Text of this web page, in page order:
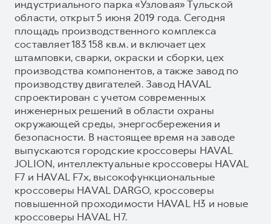
индустриального парка «Узловая» Тульской
области, открыт 5 июня 2019 года. Сегодня
площадь производственного комплекса
составляет 183 158 кв.м. и включает цех
штамповки, сварки, окраски и сборки, цех
производства компонентов, а также завод по
производству двигателей. Завод HAVAL
спроектирован с учетом современных
инженерных решений в области охраны
окружающей среды, энергосбережения и
безопасности. В настоящее время на заводе
выпускаются городские кроссоверы HAVAL
JOLION, интеллектуальные кроссоверы HAVAL
F7 и HAVAL F7x, высокофункциональные
кроссоверы HAVAL DARGO, кроссоверы
повышенной проходимости HAVAL H3 и новые
кроссоверы HAVAL H7.